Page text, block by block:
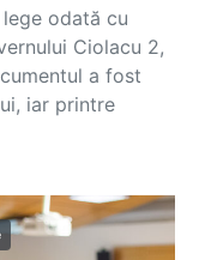
odată cu
Ciolacu 2,
a fost
iar printre